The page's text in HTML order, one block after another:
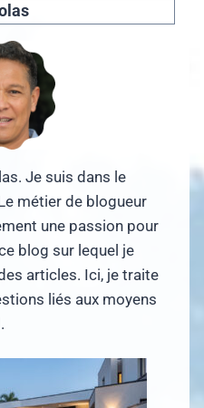
Je suis dans le
métier de blogueur
une passion pour
blog sur lequel je
articles. Ici, je traite
liés aux moyens